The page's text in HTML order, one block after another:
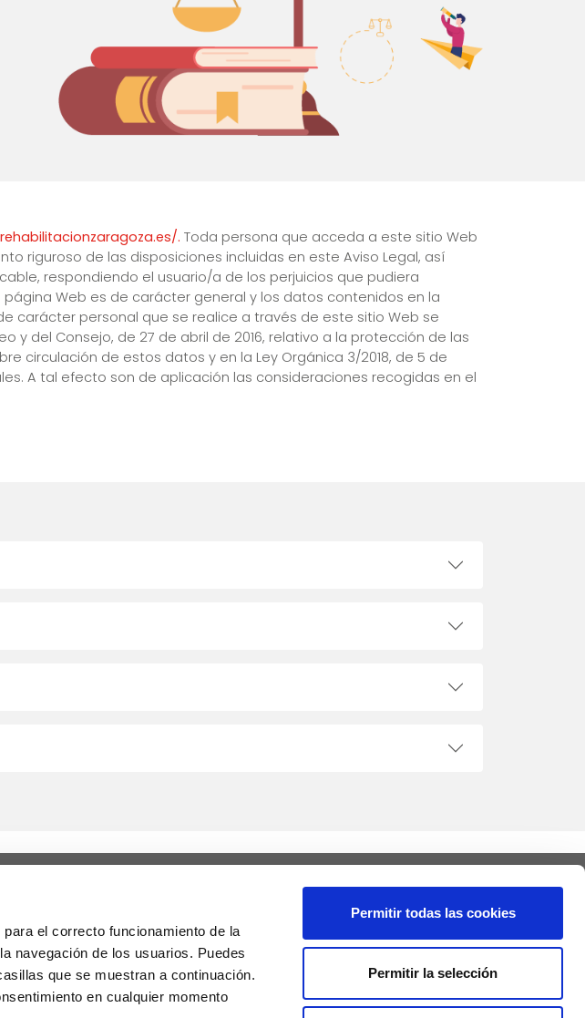
el correcto funcionamiento de la
navegación de los usuarios. Puedes
que se muestran a continuación.
en cualquier momento
Permitir todas las cookies
Permitir la selección
. Toda persona que acceda a este sitio Web
riguroso de las disposiciones incluidas en este Aviso Legal, así
respondiendo el usuario/a de los perjuicios que pudiera
Web es de carácter general y los datos contenidos en la
carácter personal que se realice a través de este sitio Web se
y del Consejo, de 27 de abril de 2016, relativo a la protección de las
circulación de estos datos y en la Ley Orgánica 3/2018, de 5 de
A tal efecto son de aplicación las consideraciones recogidas en el
DATOS
Unidad de Información
Calle San Pablo, 48
50003 Zaragoza